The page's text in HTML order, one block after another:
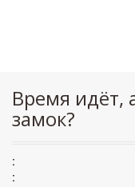
Время идёт,
замок?
:
: